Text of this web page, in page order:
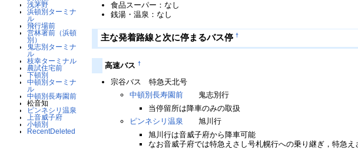
浅茅野
浜頓別ターミナ
ル
飛行場前
営林署前（浜頓
別）
鬼志別ターミナ
ル
枝幸ターミナル
農試住宅前
下頓別
中頓別ターミナ
ル
中頓別長寿園前
松音知
ピンネシリ温泉
上音威子府
小頓別
RecentDeleted
食品スーパー：なし
銭湯・温泉：なし
主な発着路線と次に停まるバス停 †
高速バス†
宗谷バス 特急天北号
中頓別長寿園前 鬼志別行
当停留所は降車のみの取扱
ピンネシリ温泉 旭川行
旭川行は音威子府から降車可能
なお音威子府では特急えさし号札幌行への乗り継ぎ，特急